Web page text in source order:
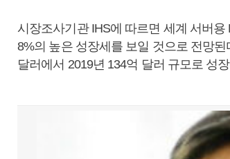
시장조사기관 IHS에 따르면 세계 서버
8%의 높은 성장세를 보일 것으로 전망
달러에서 2019년 134억 달러 규모로 성